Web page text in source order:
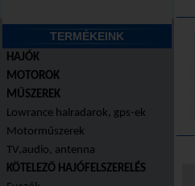
TERMÉKEINK
HAJÓK
MOTOROK
MŰSZEREK
Lowrance halradarok, gps-ek
Motorműszerek
TV,audio, antenna
KÖTELEZŐ HAJÓFELSZERELÉS